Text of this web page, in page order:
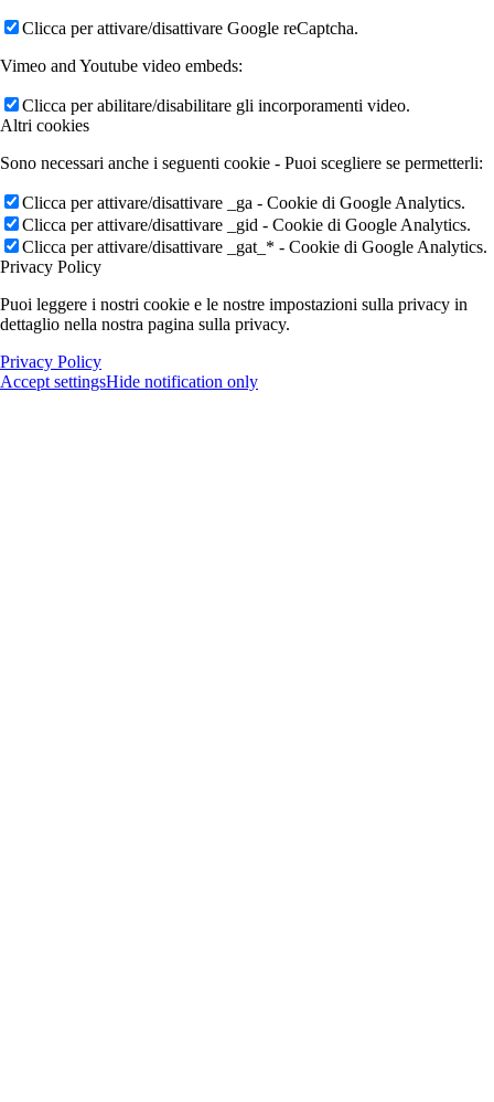
Clicca per attivare/disattivare Google reCaptcha.
Vimeo and Youtube video embeds:
Clicca per abilitare/disabilitare gli incorporamenti video.
Altri cookies
Sono necessari anche i seguenti cookie - Puoi scegliere se permetterli:
Clicca per attivare/disattivare _ga - Cookie di Google Analytics.
Clicca per attivare/disattivare _gid - Cookie di Google Analytics.
Clicca per attivare/disattivare _gat_* - Cookie di Google Analytics.
Privacy Policy
Puoi leggere i nostri cookie e le nostre impostazioni sulla privacy in
dettaglio nella nostra pagina sulla privacy.
Privacy Policy
Accept settingsHide notification only